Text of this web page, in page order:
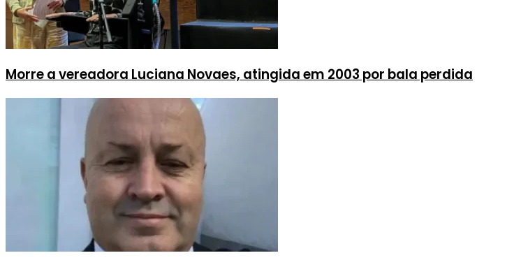
Morre a vereadora Luciana Novaes, atingida em 2003 por bala perdida